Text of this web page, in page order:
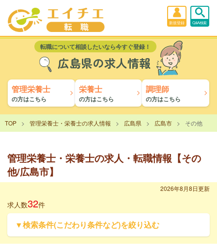
新規登録 Q&A検索
転職について相談したいなら今すぐ登録！
広島県の求人情報
管理栄養士
の方はこちら
栄養士
の方はこちら
調理師
の方はこちら
TOP 管理栄養士・栄養士の求人情報 広島県 広島市 その他
管理栄養士・栄養士の求人・転職情報【その
他/広島市】
2026年8月8日更新
求人数32件
▼検索条件(こだわり条件など)を絞り込む